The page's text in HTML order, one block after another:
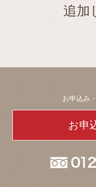
追加
お申込み
お申